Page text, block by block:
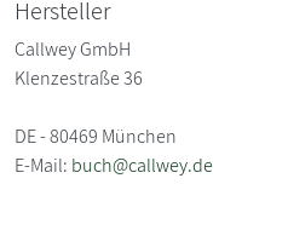
Hersteller
Callwey GmbH
Klenzestraße 36
DE - 80469 München
E-Mail: buch@callwey.de